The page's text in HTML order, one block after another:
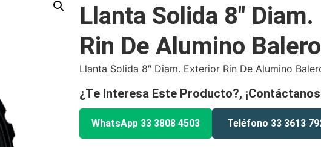
Llanta Solida 8″
Rin De Alumino
Llanta Solida 8″ Diam. Exterior Rin De Alumino
¿Te Interesa Este Producto?,
WhatsApp 33 3808 4503 Teléfono 33 3613